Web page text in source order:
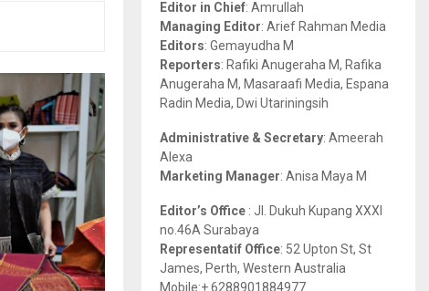
r
:
R
H
Editor in Chief: Amrullah
Managing Editor: Arief Rahman Media
Editors: Gemayudha M
Reporters: Rafiki Anugeraha M, Rafika
Anugeraha M, Masaraafi Media, Espana
Radin Media, Dwi Utariningsih
Administrative & Secretary: Ameerah
Alexa
Marketing Manager: Anisa Maya M
Editor’s Office : Jl. Dukuh Kupang XXXI
no.46A Surabaya
Representatif Office: 52 Upton St, St
James, Perth, Western Australia
Mobile:+ 6288901884977